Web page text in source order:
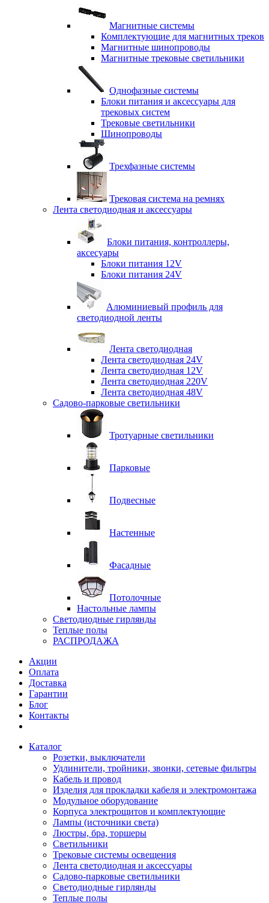
Магнитные системы
Комплектующие для магнитных треков
Магнитные шинопроводы
Магнитные трековые светильники
Однофазные системы
Блоки питания и аксессуары для
трековых систем
Трековые светильники
Шинопроводы
Трехфазные системы
Трековая система на ремнях
Лента светодиодная и аксессуары
Блоки питания, контроллеры,
аксесуары
Блоки питания 12V
Блоки питания 24V
Алюминиевый профиль для
светодиодной ленты
Лента светодиодная
Лента светодиодная 24V
Лента светодиодная 12V
Лента светодиодная 220V
Лента светодиодная 48V
Садово-парковые светильники
Тротуарные светильники
Парковые
Подвесные
Настенные
Фасадные
Потолочные
Настольные лампы
Светодиодные гирлянды
Теплые полы
РАСПРОДАЖА
Акции
Оплата
Доставка
Гарантии
Блог
Контакты
Каталог
Розетки, выключатели
Удлинители, тройники, звонки, сетевые фильтры
Кабель и провод
Изделия для прокладки кабеля и электромонтажа
Модульное оборудование
Корпуса электрощитов и комплектующие
Лампы (источники света)
Люстры, бра, торшеры
Светильники
Трековые системы освещения
Лента светодиодная и аксессуары
Садово-парковые светильники
Светодиодные гирлянды
Теплые полы